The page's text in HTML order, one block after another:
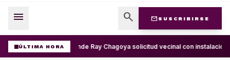
menu search mail SUSCRIBIRSE
ÚLTIMA HORAAtiende Ray Chagoya solicitud vecinal con instalación